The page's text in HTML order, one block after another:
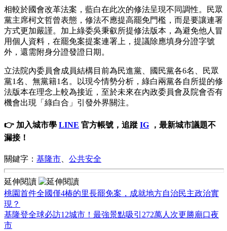
相較於國會改革法案，藍白在此次的修法呈現不同調性。民眾
黨主席柯文哲曾表態，修法不應提高罷免門檻，而是要讓連署
方式更加嚴謹。加上綠委吳秉叡所提修法版本，為避免他人冒
用個人資料，在罷免案提案連署上，提議除應填身分證字號
外，還需附身分證發證日期。
立法院內委員會成員結構目前為民進黨、國民黨各6名、民眾
黨1名、無黨籍1名。以現今情勢分析，綠白兩黨各自所提的修
法版本在理念上較為接近，至於未來在內政委員會及院會否有
機會出現「綠白合」引發外界關注。
👉 加入城市學 LINE 官方帳號，追蹤 IG ，最新城市議題不
漏接！
關鍵字： 基隆市 公共安全
延伸閱讀
桃園首件全國僅4椿的里長罷免案，成就地方自治民主政治實
現？
基隆登全球必訪12城市！最強景點吸引272萬人次更勝廟口夜
市